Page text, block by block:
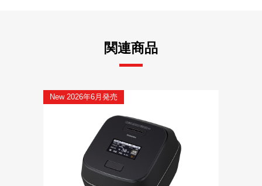
関連商品
New 2026年6月発売